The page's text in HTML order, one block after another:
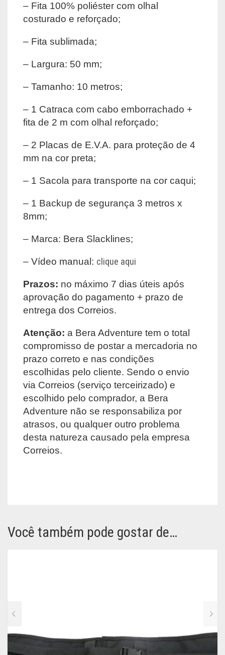
– Fita 100% poliéster com olhal
costurado e reforçado;
– Fita sublimada;
– Largura: 50 mm;
– Tamanho: 10 metros;
– 1 Catraca com cabo emborrachado +
fita de 2 m com olhal reforçado;
– 2 Placas de E.V.A. para proteção de 4
mm na cor preta;
– 1 Sacola para transporte na cor caqui;
– 1 Backup de segurança 3 metros x
8mm;
– Marca: Bera Slacklines;
– Vídeo manual: clique aqui
Prazos: no máximo 7 dias úteis após
aprovação do pagamento + prazo de
entrega dos Correios.
Atenção: a Bera Adventure tem o total
compromisso de postar a mercadoria no
prazo correto e nas condições
escolhidas pelo cliente. Sendo o envio
via Correios (serviço terceirizado) e
escolhido pelo comprador, a Bera
Adventure não se responsabiliza por
atrasos, ou qualquer outro problema
desta natureza causado pela empresa
Correios.
Você também pode gostar de…